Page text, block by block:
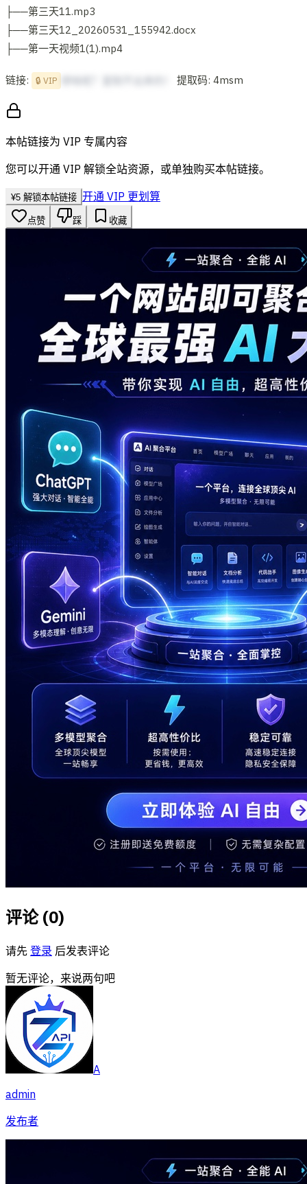
├──第三天11.mp3
├──第三天12_20260531_155942.docx
├──第一天视频1(1).mp4
链接: 🔒 VIP 提取码: 4msm
本帖链接为 VIP 专属内容
您可以开通 VIP 解锁全站资源，或单独购买本帖链接。
¥5 解锁本帖链接 开通 VIP 更划算
点赞 踩 收藏
评论 (0)
请先 登录 后发表评论
暂无评论，来说两句吧
A
admin
发布者